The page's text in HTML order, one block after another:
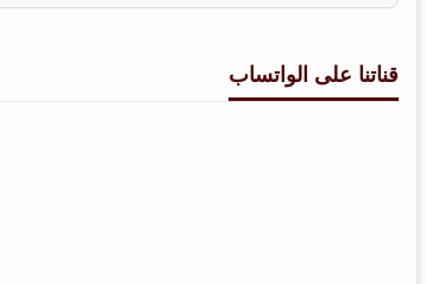
قناتنا على الواتساب